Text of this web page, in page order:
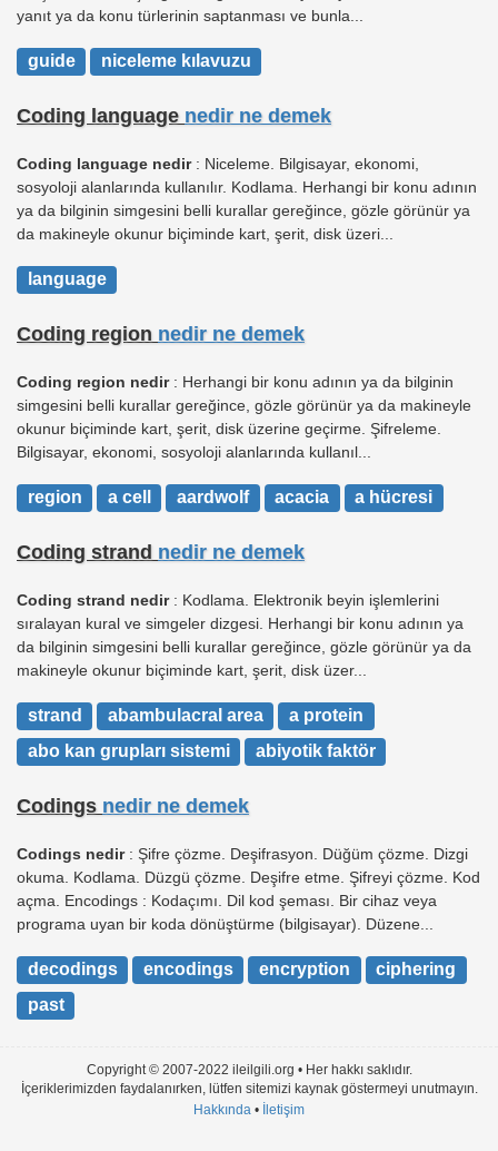
yanıt ya da konu türlerinin saptanması ve bunla...
guide niceleme kılavuzu
Coding language nedir ne demek
Coding language nedir: Niceleme. Bilgisayar, ekonomi,
sosyoloji alanlarında kullanılır. Kodlama. Herhangi bir konu adının
ya da bilginin simgesini belli kurallar gereğince, gözle görünür ya
da makineyle okunur biçiminde kart, şerit, disk üzeri...
language
Coding region nedir ne demek
Coding region nedir: Herhangi bir konu adının ya da bilginin
simgesini belli kurallar gereğince, gözle görünür ya da makineyle
okunur biçiminde kart, şerit, disk üzerine geçirme. Şifreleme.
Bilgisayar, ekonomi, sosyoloji alanlarında kullanıl...
region a cell aardwolf acacia a hücresi
Coding strand nedir ne demek
Coding strand nedir: Kodlama. Elektronik beyin işlemlerini
sıralayan kural ve simgeler dizgesi. Herhangi bir konu adının ya
da bilginin simgesini belli kurallar gereğince, gözle görünür ya da
makineyle okunur biçiminde kart, şerit, disk üzer...
strand abambulacral area
a protein
abo kan grupları sistemi
abiyotik faktör
Codings nedir ne demek
Codings nedir: Şifre çözme. Deşifrasyon. Düğüm çözme. Dizgi
okuma. Kodlama. Düzgü çözme. Deşifre etme. Şifreyi çözme. Kod
açma. Encodings : Kodaçımı. Dil kod şeması. Bir cihaz veya
programa uyan bir koda dönüştürme (bilgisayar). Düzene...
decodings encodings encryption
ciphering
past
Copyright © 2007-2022 ileilgili.org • Her hakkı saklıdır.
İçeriklerimizden faydalanırken, lütfen sitemizi kaynak göstermeyi unutmayın.
Hakkında • İletişim